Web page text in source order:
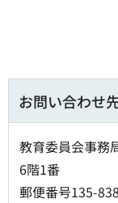
お問い合わせ
教育委員会事務
6階1番
郵便番号135-